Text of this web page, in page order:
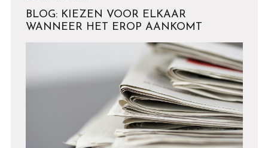
BLOG: KIEZEN VOOR ELKAAR
WANNEER HET EROP AANKOMT